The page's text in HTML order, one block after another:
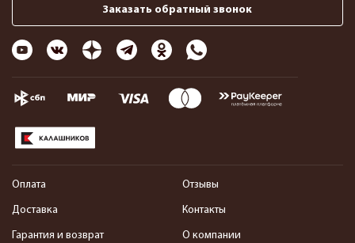
Заказать обратный звонок
Оплата
Доставка
Гарантия и возврат
Отзывы
Контакты
О компании